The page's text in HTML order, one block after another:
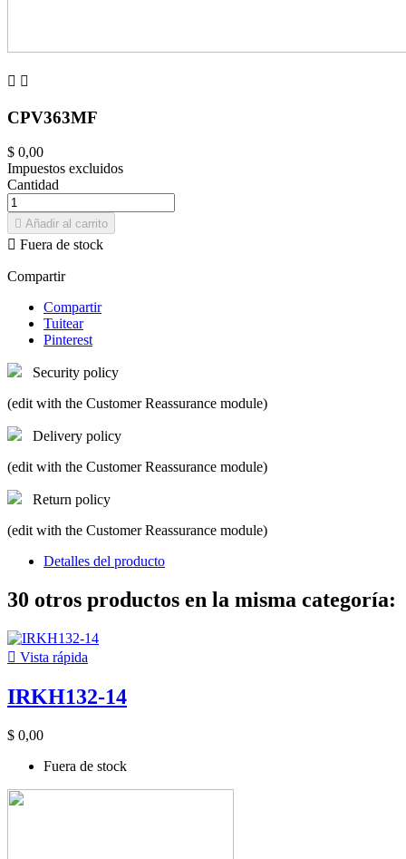
 
CPV363MF
$ 0,00
Impuestos excluidos
Cantidad
 Añadir al carrito
 Fuera de stock
Compartir
Compartir
Tuitear
Pinterest
Security policy
(edit with the Customer Reassurance module)
Delivery policy
(edit with the Customer Reassurance module)
Return policy
(edit with the Customer Reassurance module)
Detalles del producto
30 otros productos en la misma categoría:
 Vista rápida
IRKH132-14
$ 0,00
Fuera de stock